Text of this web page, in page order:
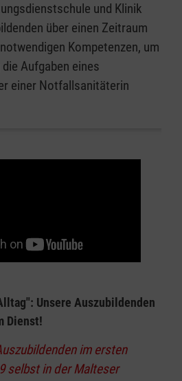
und Klinik
über einen Zeitraum
Kompetenzen, um
Aufgaben eines
einer Notfallsanitäterin
Unsere Auszubildenden
Dienst!
im ersten
selbst in der Malteser